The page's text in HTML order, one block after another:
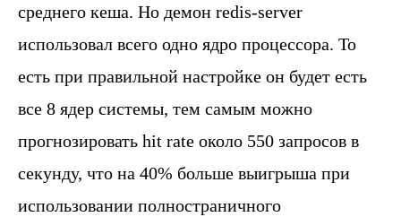
среднего кеша. Но демон redis-server
использовал всего одно ядро процессора. То
есть при правильной настройке он будет есть
все 8 ядер системы, тем самым можно
прогнозировать hit rate около 550 запросов в
секунду, что на 40% больше выигрыша при
использовании полностраничного